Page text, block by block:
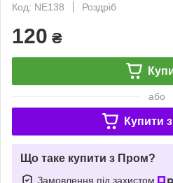
Код: NE138
Роздріб
120 ₴
або
Купити з
Що таке купити з Пром?
Замовлення під захистом